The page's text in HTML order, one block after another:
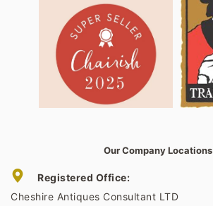
Our Company Locations
Registered Office:
Cheshire Antiques Consultant LTD